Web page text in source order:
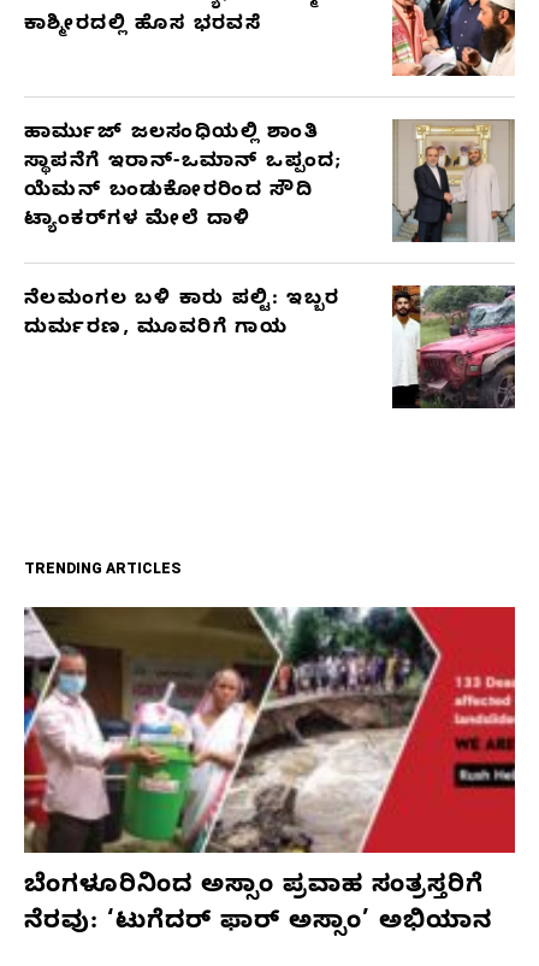
ಕಾಶ್ಮೀರದಲ್ಲಿ ಹೊಸ ಭರವಸೆ
ಹಾರ್ಮುಜ್ ಜಲಸಂಧಿಯಲ್ಲಿ ಶಾಂತಿ
ಸ್ಥಾಪನೆಗೆ ಇರಾನ್-ಒಮಾನ್ ಒಪ್ಪಂದ;
ಯೆಮನ್ ಬಂಡುಕೋರರಿಂದ ಸೌದಿ
ಟ್ಯಾಂಕರ್‌ಗಳ ಮೇಲೆ ದಾಳಿ
ನೆಲಮಂಗಲ ಬಳಿ ಕಾರು ಪಲ್ಟಿ: ಇಬ್ಬರ
ದುರ್ಮರಣ, ಮೂವರಿಗೆ ಗಾಯ
TRENDING ARTICLES
ಬೆಂಗಳೂರಿನಿಂದ ಅಸ್ಸಾಂ ಪ್ರವಾಹ ಸಂತ್ರಸ್ತರಿಗೆ
ನೆರವು: ‘ಟುಗೆದರ್ ಫಾರ್ ಅಸ್ಸಾಂ’ ಅಭಿಯಾನ